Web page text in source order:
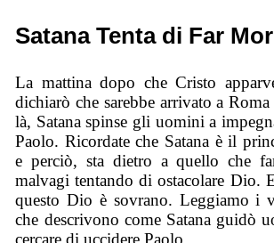
Satana Tenta di Far
La mattina dopo che Cristo
dichiarò che sarebbe arrivato a
là, Satana spinse gli uomini a
Paolo. Ricordate che Satana è il
e perciò, sta dietro a quello che
malvagi tentando di ostacolare Dio.
questo Dio è sovrano. Leggiamo i
che descrivono come Satana guidò